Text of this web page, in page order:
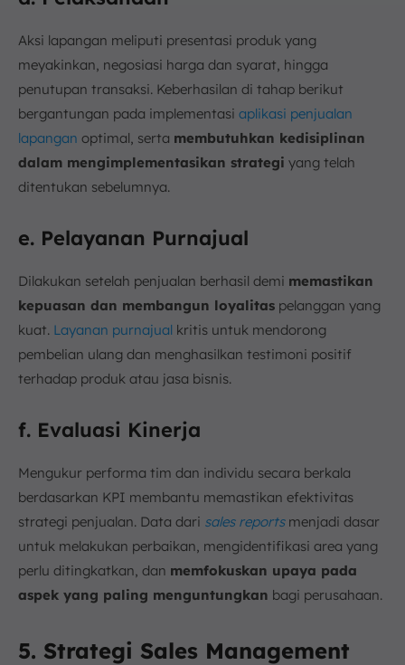
Aksi lapangan meliputi presentasi produk yang
meyakinkan, negosiasi harga dan syarat, hingga
penutupan transaksi. Keberhasilan di tahap berikut
bergantungan pada implementasi aplikasi penjualan
lapangan optimal, serta membutuhkan kedisiplinan
dalam mengimplementasikan strategi yang telah
ditentukan sebelumnya.
e. Pelayanan Purnajual
Dilakukan setelah penjualan berhasil demi memastikan
kepuasan dan membangun loyalitas pelanggan yang
kuat. Layanan purnajual kritis untuk mendorong
pembelian ulang dan menghasilkan testimoni positif
terhadap produk atau jasa bisnis.
f. Evaluasi Kinerja
Mengukur performa tim dan individu secara berkala
berdasarkan KPI membantu memastikan efektivitas
strategi penjualan. Data dari sales reportsmenjadi dasar
untuk melakukan perbaikan, mengidentifikasi area yang
perlu ditingkatkan, dan memfokuskan upaya pada
aspek yang paling menguntungkan bagi perusahaan.
5. Strategi Sales Management